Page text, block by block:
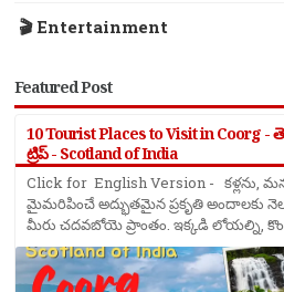
🎬 Entertainment
Featured Post
10 Tourist Places to Visit in Coorg -
ట్రిప్ - Scotland of India
Click for English Version - కళ్లను,
మైమరిపించే అద్భుతమైన ప్రకృతి అందాలకు
మీరు చదవబోయె ప్రాంతం. ఇక్కడి లోయల్ని,